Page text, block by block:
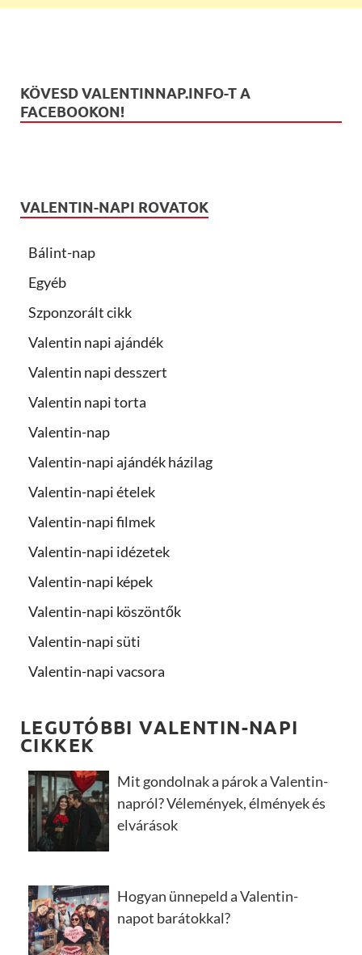
KÖVESD VALENTINNAP.INFO-T A
FACEBOOKON!
VALENTIN-NAPI ROVATOK
Bálint-nap
Egyéb
Szponzorált cikk
Valentin napi ajándék
Valentin napi desszert
Valentin napi torta
Valentin-nap
Valentin-napi ajándék házilag
Valentin-napi ételek
Valentin-napi filmek
Valentin-napi idézetek
Valentin-napi képek
Valentin-napi köszöntők
Valentin-napi süti
Valentin-napi vacsora
LEGUTÓBBI VALENTIN-NAPI
CIKKEK
Mit gondolnak a párok a Valentin-
napról? Vélemények, élmények és
elvárások
Hogyan ünnepeld a Valentin-
napot barátokkal?